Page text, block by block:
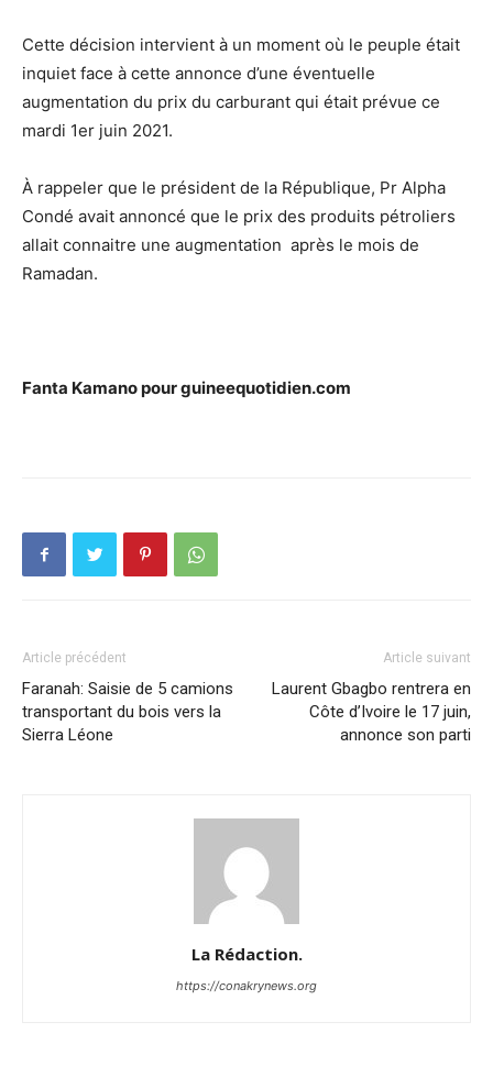
Cette décision intervient à un moment où le peuple était
inquiet face à cette annonce d’une éventuelle
augmentation du prix du carburant qui était prévue ce
mardi 1er juin 2021.
À rappeler que le président de la République, Pr Alpha
Condé avait annoncé que le prix des produits pétroliers
allait connaitre une augmentation après le mois de
Ramadan.
Fanta Kamano pour guineequotidien.com
Article précédent
Faranah: Saisie de 5 camions
transportant du bois vers la
Sierra Léone
Article suivant
Laurent Gbagbo rentrera en
Côte d’Ivoire le 17 juin,
annonce son parti
La Rédaction.
https://conakrynews.org